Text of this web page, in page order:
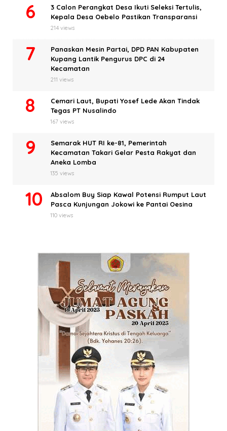
3 Calon Perangkat Desa Ikuti Seleksi Tertulis,
Kepala Desa Oebelo Pastikan Transparansi
214 views
Panaskan Mesin Partai, DPD PAN Kabupaten
Kupang Lantik Pengurus DPC di 24
Kecamatan
211 views
Cemari Laut, Bupati Yosef Lede Akan Tindak
Tegas PT Nusalindo
167 views
Semarak HUT RI ke-81, Pemerintah
Kecamatan Takari Gelar Pesta Rakyat dan
Aneka Lomba
135 views
Absalom Buy Siap Kawal Potensi Rumput Laut
Pasca Kunjungan Jokowi ke Pantai Oesina
110 views